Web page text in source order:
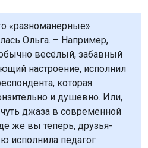
«разноманерные»
Ольга. – Например,
весёлый, забавный
настроение, исполнил
которая
и душевно. Или,
джаза в современной
же вы теперь, друзья-
исполнила педагог